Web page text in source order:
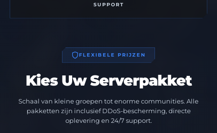
SUPPORT
FLEXIBELE PRIJZEN
Kies Uw Serverpakket
Schaal van kleine groepen tot enorme communities. Alle
pakketten zijn inclusief DDoS-bescherming, directe
oplevering en 24/7 support.